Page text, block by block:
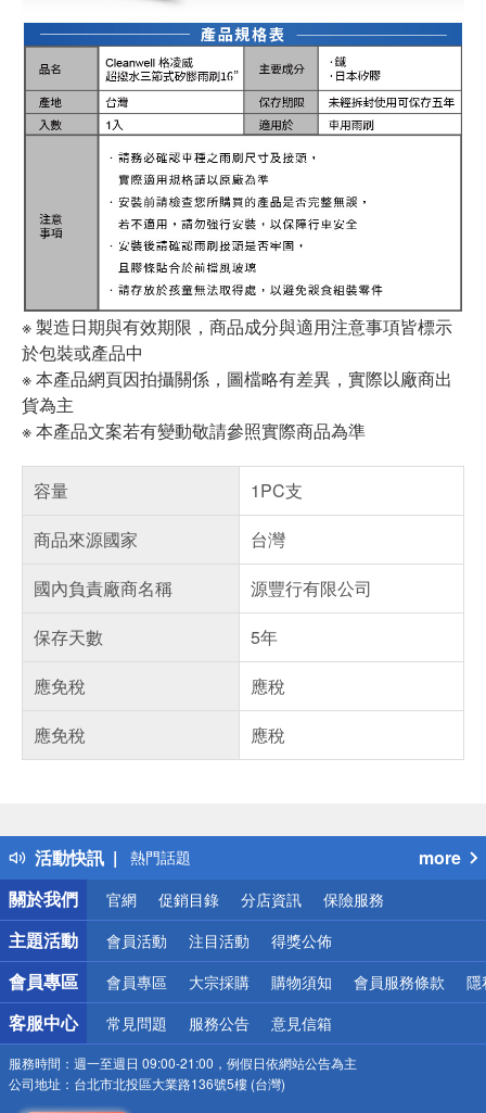
※ 製造日期與有效期限，商品成分與適用注意事項皆標示
於包裝或產品中
※ 本產品網頁因拍攝關係，圖檔略有差異，實際以廠商出
貨為主
※ 本產品文案若有變動敬請參照實際商品為準
容量
1PC支
商品來源國家
台灣
國內負責廠商名稱
源豐行有限公司
保存天數
5年
應免稅
應稅
應免稅
應稅
活動快訊
得獎公告
熱門話題
銀行優惠
偏遠地區配送
詐騙網頁！請小心！
more
關於我們
官網 促銷目錄 分店資訊 保險服務
主題活動 會員活動 注目活動 得獎公佈
會員專區 會員專區 大宗採購 購物須知 會員服務條款 隱
客服中心 常見問題 服務公告 意見信箱
服務時間： 週一至週日 09:00-21:00，例假日依網站公告為主
公司地址： 台北市北投區大業路136號5樓 (台灣)